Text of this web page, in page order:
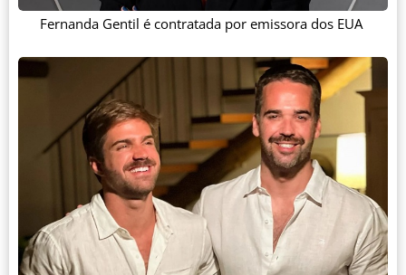
Fernanda Gentil é contratada por emissora dos EUA